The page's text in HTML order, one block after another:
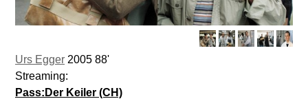
Urs Egger 2005 88'
Streaming:
Pass:Der Keiler (CH)